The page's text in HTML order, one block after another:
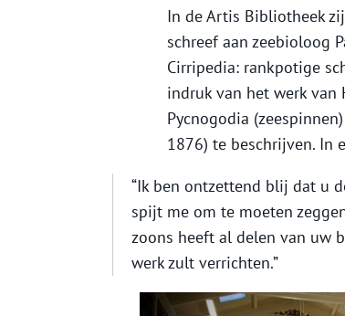
In de Artis Bibliotheek
schreef aan zeebioloog
Cirripedia: rankpotige
indruk van het werk van
Pycnogodia
1876) te beschrijven. In
“Ik ben ontzettend blij dat u
spijt me om te moeten
zoons heeft al delen van uw
werk zult verrichten.”